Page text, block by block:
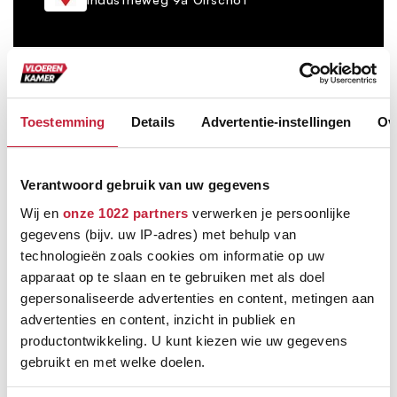
Toestemming Details Advertentie-instellingen
Verantwoord gebruik van uw gegevens
Wij en onze 1022 partners verwerken je persoonlijke
gegevens (bijv. uw IP-adres) met behulp van
technologieën zoals cookies om informatie op uw
apparaat op te slaan en te gebruiken met als doel
gepersonaliseerde advertenties en content, metingen aan
advertenties en content, inzicht in publiek en
productontwikkeling. U kunt kiezen wie uw gegevens
gebruikt en met welke doelen.
Bezorgen én leggen door heel Nederland
Grootste vloerenspeciaalzaak van Brabant
Ruim 600 m² showroom
Keus uit meer dan 5000+ verschillende vloeren
Ruim assortiment, elke stijl